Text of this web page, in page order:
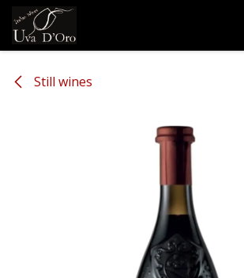
Overslaan naar inhoud
Still wines